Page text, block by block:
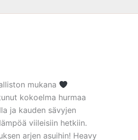
mukana
kokoelma hurmaa
ja kauden sävyjen
viileisiin hetkiin.
arjen asuihin! Heavy